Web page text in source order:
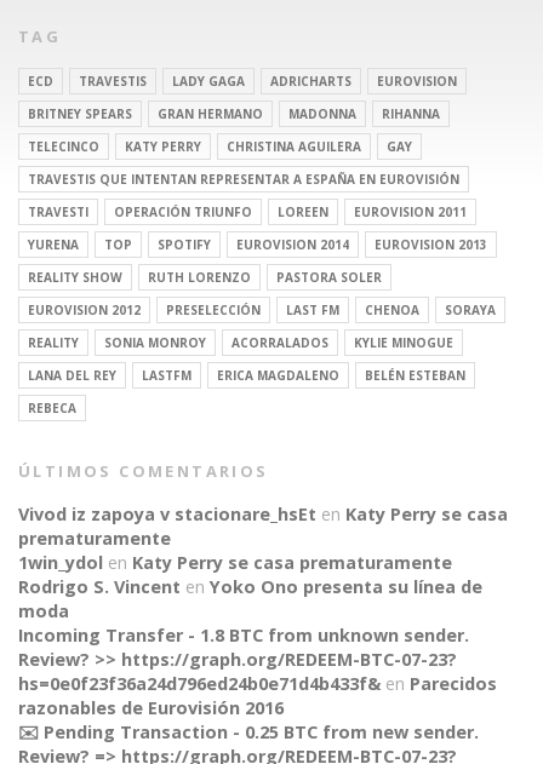
TAG
ECD TRAVESTIS LADY GAGA ADRICHARTS
EUROVISION
BRITNEY SPEARS
GRAN HERMANO MADONNA
RIHANNA
TELECINCO
KATY PERRY CHRISTINA AGUILERA
GAY
TRAVESTIS QUE INTENTAN REPRESENTAR A ESPAÑA EN EUROVISIÓN
TRAVESTI
OPERACIÓN TRIUNFO LOREEN
EUROVISION 2011
YURENA
TOP SPOTIFY EUROVISION 2014
EUROVISION 2013
REALITY SHOW
RUTH LORENZO
PASTORA SOLER
EUROVISION 2012
PRESELECCIÓN LAST FM CHENOA
SORAYA
REALITY
SONIA MONROY ACORRALADOS
KYLIE MINOGUE
LANA DEL REY
LASTFM ERICA MAGDALENO
BELÉN ESTEBAN
REBECA
ÚLTIMOS COMENTARIOS
Vivod iz zapoya v stacionare_hsEt en Katy Perry se casa
prematuramente
1win_ydol en Katy Perry se casa prematuramente
Rodrigo S. Vincent en Yoko Ono presenta su línea de
moda
Incoming Transfer - 1.8 BTC from unknown sender.
Review? >> https://graph.org/REDEEM-BTC-07-23?
hs=0e0f23f36a24d796ed24b0e71d4b433f& en Parecidos
razonables de Eurovisión 2016
✉️ Pending Transaction - 0.25 BTC from new sender.
Review? => https://graph.org/REDEEM-BTC-07-23?